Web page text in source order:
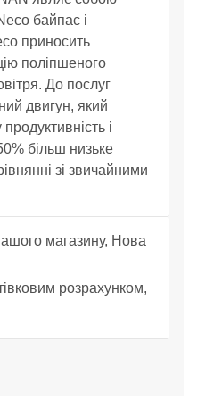
байпас і
приносить
поліпшеного
До послуг
двигун, який
і
більш низьке
зі звичайними
магазину, Нова
розрахунком,